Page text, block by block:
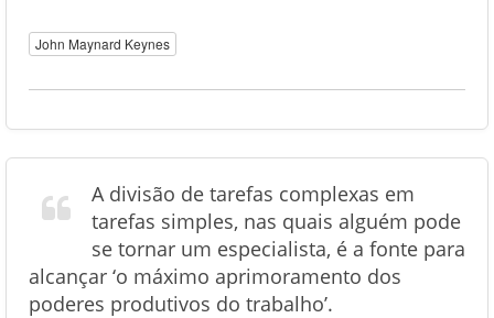
John Maynard Keynes
A divisão de tarefas complexas em
tarefas simples, nas quais alguém pode
se tornar um especialista, é a fonte para
alcançar ‘o máximo aprimoramento dos
poderes produtivos do trabalho’.